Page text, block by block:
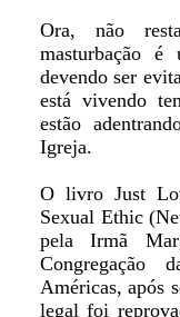
Ora, não
masturbação é
devendo ser
está vivendo
estão
Igreja.
O livro Just
Sexual Ethic
pela Irmã
Congregação
Américas, após
legal foi